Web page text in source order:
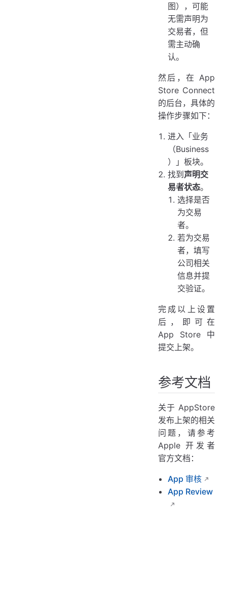
图），可能
无需声明为
交易者，但
需主动确
认。
然后，在 App
Store Connect
的后台，具体的
操作步骤如下：
进入「业务
（Business
）」板块。
找到声明交
易者状态。
选择是否
为交易
者。
若为交易
者，填写
公司相关
信息并提
交验证。
完成以上设置
后，即可在
App Store 中
提交上架。
参考文档
关于 AppStore
发布上架的相关
问题，请参考
Apple 开发者
官方文档：
App 审核
App Review